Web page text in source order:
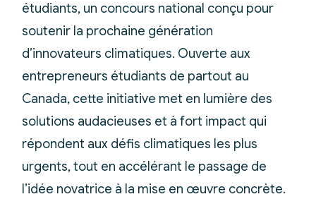
étudiants, un concours national conçu pour
soutenir la prochaine génération
d’innovateurs climatiques. Ouverte aux
entrepreneurs étudiants de partout au
Canada, cette initiative met en lumière des
solutions audacieuses et à fort impact qui
répondent aux défis climatiques les plus
urgents, tout en accélérant le passage de
l’idée novatrice à la mise en œuvre concrète.